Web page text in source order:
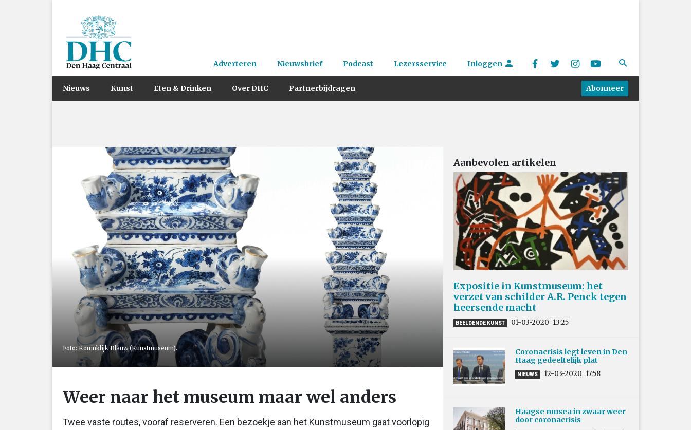
Adverteren Nieuwsbrief Podcast Lezersservice Inloggen
Nieuws Kunst Eten & Drinken Over DHC Partnerbijdragen Abonneer
Foto: Koninklijk Blauw (Kunstmuseum).
Weer naar het museum maar wel anders
Twee vaste routes, vooraf reserveren. Een bezoekje aan het Kunstmuseum gaat voorlopig
Aanbevolen artikelen
Expositie in Kunstmuseum: het
verzet van schilder A.R. Penck tegen
heersende macht
BEELDENDE KUNST 01-03-2020 13:25
Coronacrisis legt leven in Den
Haag gedeeltelijk plat
NIEUWS 12-03-2020 17:58
Haagse musea in zwaar weer
door coronacrisis